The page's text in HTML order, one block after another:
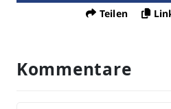
Teilen
Kommentare